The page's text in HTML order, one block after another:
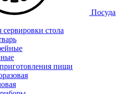
Посуда
сервировки стола
пищи